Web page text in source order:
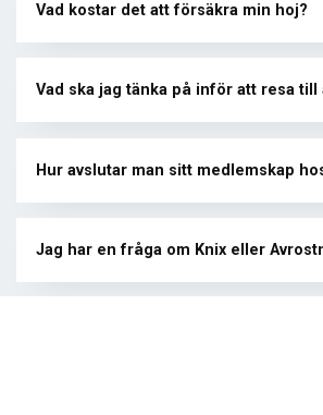
Vad kostar det att försäkra min hoj?
Vad ska jag tänka på inför att resa till
Hur avslutar man sitt medlemskap
Jag har en fråga om Knix eller